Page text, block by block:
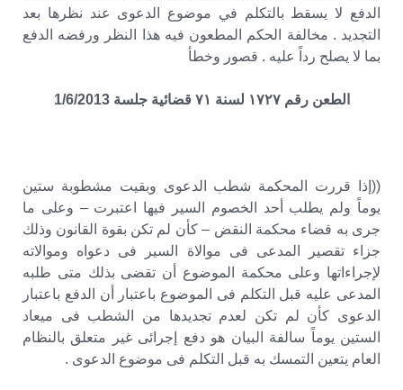
الدفع لا يسقط بالتكلم في موضوع الدعوى عند نظرها بعد
التجديد . مخالفة الحكم المطعون فيه هذا النظر ورفضه الدفع
بما لا يصلح رداً عليه . قصور وخطأ
الطعن رقم ١٧٢٧ لسنة ٧١ قضائية جلسة 1/6/2013
((إذا قررت المحكمة شطب الدعوى وبقيت مشطوبة ستين
يوماً ولم يطلب أحد الخصوم السير فيها اعتبرت – وعلى ما
جرى به قضاء محكمة النقض – كأن لم تكن بقوة القانون وذلك
جزاء تقصير المدعى فى موالاة السير فى دعواه وموالاته
لإجراءاتها وعلى محكمة الموضوع أن تقضى بذلك متى طلبه
المدعى عليه قبل التكلم فى الموضوع باعتبار أن الدفع باعتبار
الدعوى كأن لم تكن لعدم تجديدها من الشطب فى ميعاد
الستين يوماً سالفة البيان هو دفع إجرائى غير متعلق بالنظام
العام يتعين التمسك به قبل التكلم فى موضوع الدعوى .